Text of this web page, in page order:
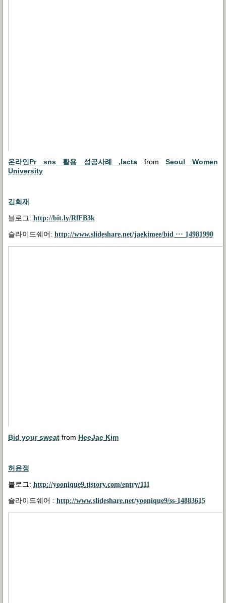
온라인Pr sns 활용 성공사례 ,lacta fromSeoul Women
University
김희재
블로그: http://bit.ly/RlFB3k
슬라이드쉐어 : http://www.slideshare.net/jaekimee/bid ··· 14981990
Bid your sweat from HeeJae Kim
허윤정
블로그: http://yoonique9.tistory.com/entry/111
슬라이드쉐어 : http://www.slideshare.net/yoonique9/ss-14883615